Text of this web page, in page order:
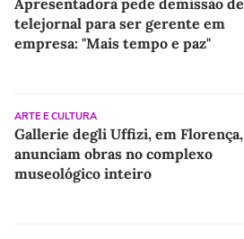
Apresentadora pede demissão de
telejornal para ser gerente em
empresa: "Mais tempo e paz"
ARTE E CULTURA
Gallerie degli Uffizi, em Florença,
anunciam obras no complexo
museológico inteiro